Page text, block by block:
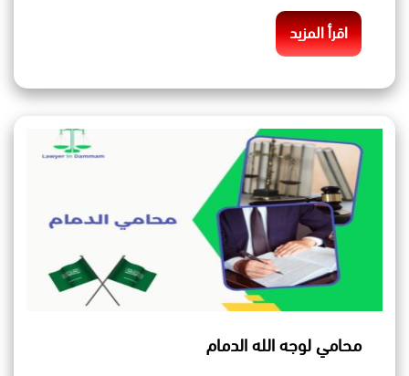
اقرأ المزيد
محامي لوجه الله الدمام